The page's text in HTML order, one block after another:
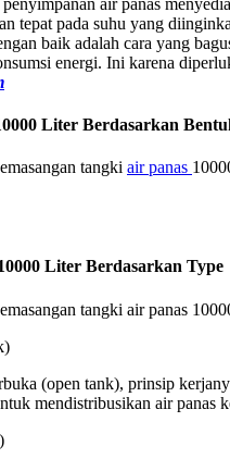
tepat pada suhu yang
baik adalah cara yang
energi. Ini karena
Liter Berdasarkan
tangki air panas
Liter Berdasarkan Type
tangki air panas
(open tank), prinsip
mendistribusikan air panas